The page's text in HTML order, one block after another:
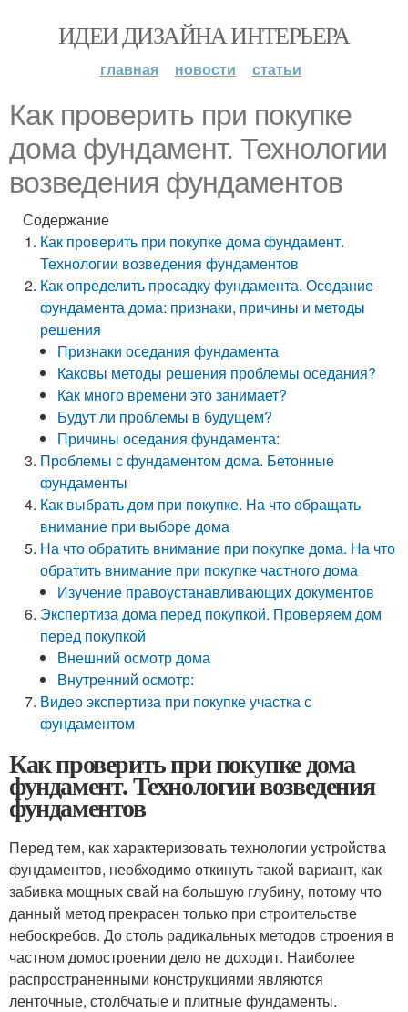
ИДЕИ ДИЗАЙНА ИНТЕРЬЕРА
главная новости статьи
Как проверить при покупке
дома фундамент. Технологии
возведения фундаментов
Содержание
Как проверить при покупке дома фундамент.
Технологии возведения фундаментов
Как определить просадку фундамента. Оседание
фундамента дома: признаки, причины и методы
решения
Признаки оседания фундамента
Каковы методы решения проблемы оседания?
Как много времени это занимает?
Будут ли проблемы в будущем?
Причины оседания фундамента:
Проблемы с фундаментом дома. Бетонные
фундаменты
Как выбрать дом при покупке. На что обращать
внимание при выборе дома
На что обратить внимание при покупке дома. На что
обратить внимание при покупке частного дома
Изучение правоустанавливающих документов
Экспертиза дома перед покупкой. Проверяем дом
перед покупкой
Внешний осмотр дома
Внутренний осмотр:
Видео экспертиза при покупке участка с
фундаментом
Как проверить при покупке дома
фундамент. Технологии возведения
фундаментов
Перед тем, как характеризовать технологии устройства
фундаментов, необходимо откинуть такой вариант, как
забивка мощных свай на большую глубину, потому что
данный метод прекрасен только при строительстве
небоскребов. До столь радикальных методов строения в
частном домостроении дело не доходит. Наиболее
распространенными конструкциями являются
ленточные, столбчатые и плитные фундаменты.